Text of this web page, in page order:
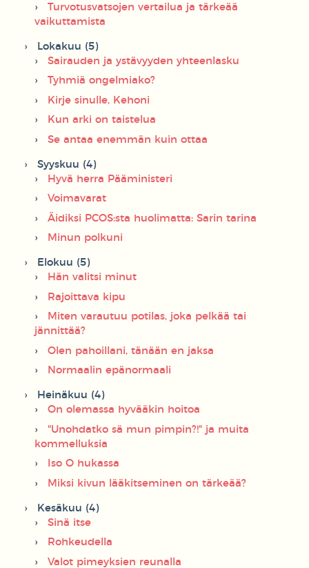
Turvotusvatsojen vertailua ja tärkeää
vaikuttamista
Lokakuu (5)
Sairauden ja ystävyyden yhteenlasku
Tyhmiä ongelmiako?
Kirje sinulle, Kehoni
Kun arki on taistelua
Se antaa enemmän kuin ottaa
Syyskuu (4)
Hyvä herra Pääministeri
Voimavarat
Äidiksi PCOS:sta huolimatta: Sarin tarina
Minun polkuni
Elokuu (5)
Hän valitsi minut
Rajoittava kipu
Miten varautuu potilas, joka pelkää tai
jännittää?
Olen pahoillani, tänään en jaksa
Normaalin epänormaali
Heinäkuu (4)
On olemassa hyvääkin hoitoa
"Unohdatko sä mun pimpin?!" ja muita
kommelluksia
Iso O hukassa
Miksi kivun lääkitseminen on tärkeää?
Kesäkuu (4)
Sinä itse
Rohkeudella
Valot pimeyksien reunalla